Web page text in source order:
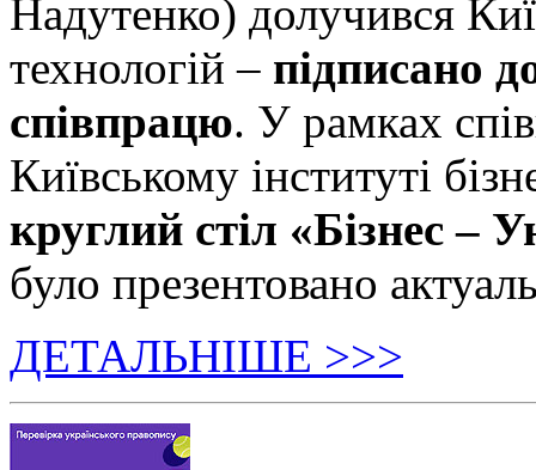
Надутенко) долучився
технологій – підписано
співпрацю. У рамках
Київському інституті
круглий стіл «Бізнес –
було презентовано
ДЕТАЛЬНІШЕ >>>